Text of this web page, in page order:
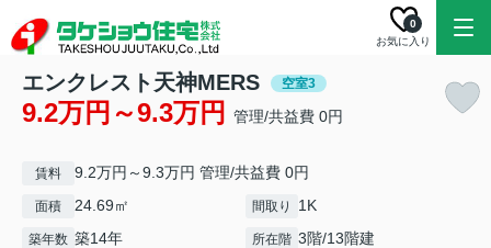
お気に入り
0
エンクレスト天神MERS 空室3
9.2万円～9.3万円 管理/共益費 0円
賃料 9.2万円～9.3万円 管理/共益費 0円
面積 24.69㎡ 間取り 1K
築年数 築14年 所在階 3階/13階建